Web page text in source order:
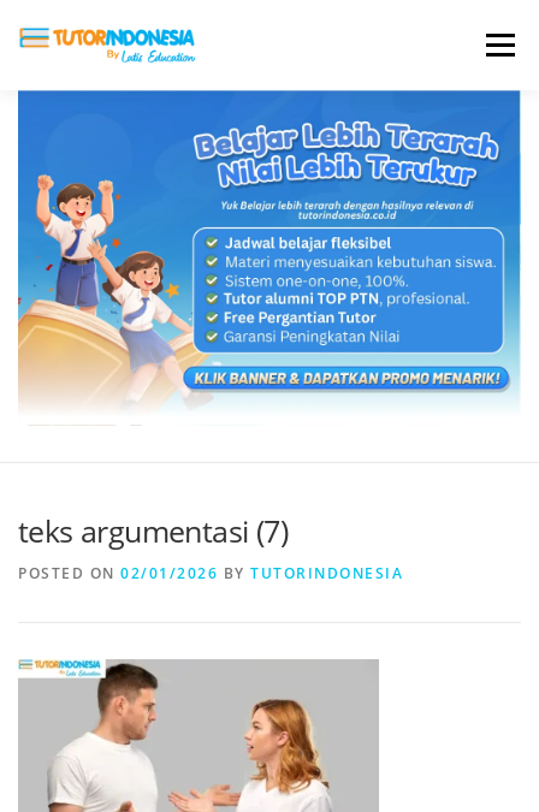
Menu
ABOUT US JADI PENGAJAR
BIAYA LES TESTIMONI PROFIL ALUMNI
BLOG DAFTAR SEKOLAH
teks argumentasi (7)
POSTED ON 02/01/2026 BY TUTORINDONESIA